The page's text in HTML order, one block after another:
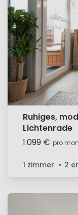
Ruhiges,
Lichtenrade
1.099 € pro
1 zimmer 2